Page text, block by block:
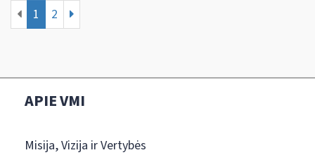
1 2
APIE VMI
Misija, Vizija ir Vertybės